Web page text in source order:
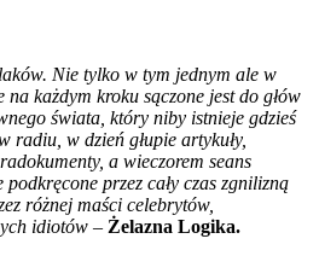
Nie tylko w tym jednym ale w
każdym kroku sączone jest do głów
świata, który niby istnieje gdzieś
radiu, w dzień głupie artykuły,
a wieczorem seans
podkręcone przez cały czas zgnilizną
różnej maści celebrytów,
idiotów – Żelazna Logika.